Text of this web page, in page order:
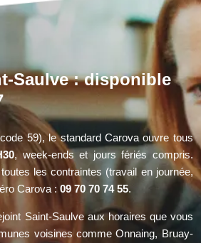
Saulve : disponible
59), le standard Carova ouvre tous
, week-ends et jours fériés compris.
les contraintes (travail en journée,
Carova :09 70 70 74 55.
Saint-Saulve aux horaires que vous
voisines comme Onnaing, Bruay-